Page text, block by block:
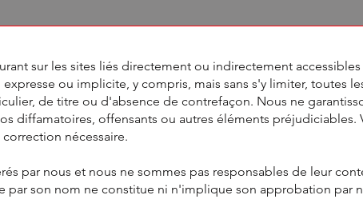
sur les sites liés directement ou indirectement
ou implicite, y compris, mais sans s'y limiter, toutes
de titre ou d'absence de contrefaçon. Nous ne
diffamatoires, offensants ou autres éléments préjudiciables.
nécessaire.
par nous et nous ne sommes pas responsables de leur
par son nom ne constitue ni n'implique son approbation par